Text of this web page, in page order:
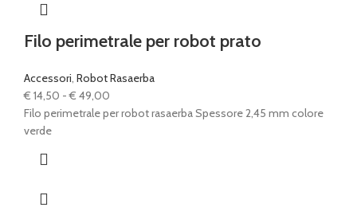
Filo perimetrale per robot prato
Accessori, Robot Rasaerba
€ 14,50 - € 49,00
di
Filo perimetrale per robot rasaerba Spessore 2,45 mm colore
verde